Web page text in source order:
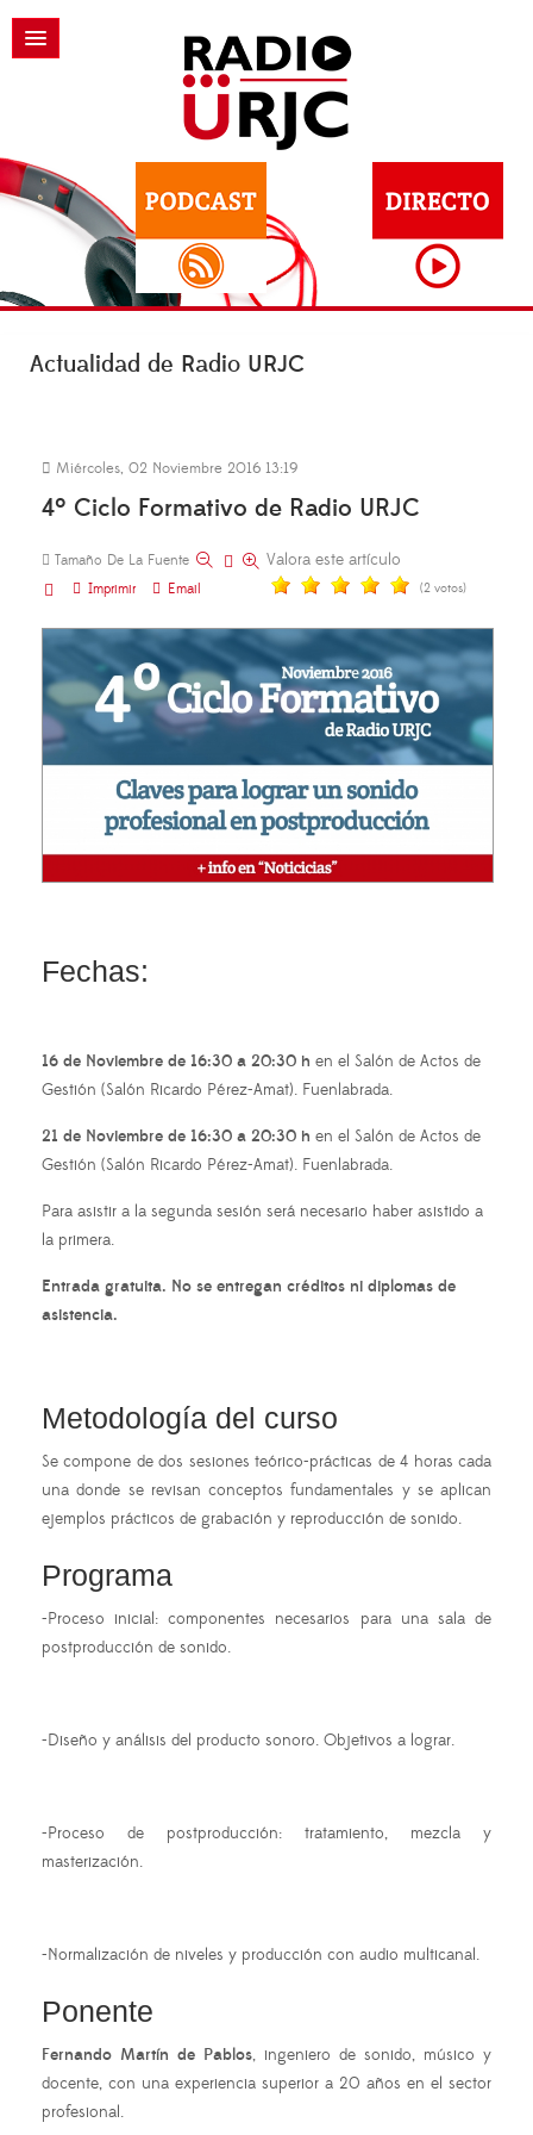
Actualidad de Radio URJC
Miércoles, 02 Noviembre 2016 13:19
4º Ciclo Formativo de Radio URJC
Tamaño De La Fuente
Imprimir
Email
Valora este artículo
(2 votos)
Fechas:
16 de Noviembre de 16:30 a 20:30 h en el Salón de Actos de
Gestión (Salón Ricardo Pérez-Amat). Fuenlabrada.
21 de Noviembre de 16:30 a 20:30 h en el Salón de Actos de
Gestión (Salón Ricardo Pérez-Amat). Fuenlabrada.
Para asistir a la segunda sesión será necesario haber asistido a
la primera.
Entrada gratuita. No se entregan créditos ni diplomas de
asistencia.
Metodología del curso
Se compone de dos sesiones teórico-prácticas de 4 horas cada
una donde se revisan conceptos fundamentales y se aplican
ejemplos prácticos de grabación y reproducción de sonido.
Programa
-Proceso inicial: componentes necesarios para una sala de
postproducción de sonido.
-Diseño y análisis del producto sonoro. Objetivos a lograr.
-Proceso de postproducción: tratamiento, mezcla y
masterización.
-Normalización de niveles y producción con audio multicanal.
Ponente
Fernando Martín de Pablos, ingeniero de sonido, músico y
docente, con una experiencia superior a 20 años en el sector
profesional.